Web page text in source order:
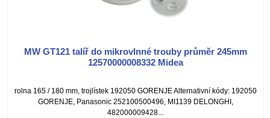
MW GT121 talíř do mikrovlnné trouby průměr 245mm
12570000008332 Midea
rolna 165 / 180 mm, trojlístek 192050 GORENJE Alternativní kódy: 192050
GORENJE, Panasonic 252100500496, MI1139 DELONGHI,
482000009428...